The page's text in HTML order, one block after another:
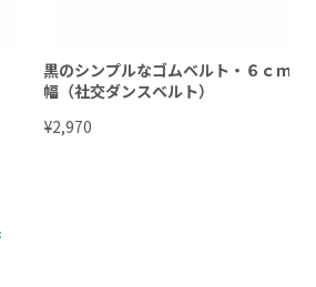
黒のシンプルなゴムベルト・６ｃｍ
幅（社交ダンスベルト）
¥2,970